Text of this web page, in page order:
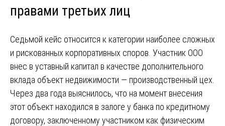
правами третьих лиц
Седьмой кейс относится к категории наиболее сложных
и рискованных корпоративных споров. Участник ООО
внес в уставный капитал в качестве дополнительного
вклада объект недвижимости — производственный цех.
Через два года выяснилось, что на момент внесения
этот объект находился в залоге у банка по кредитному
договору, заключенному участником как физическим